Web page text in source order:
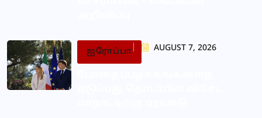
ஐரோப்பா AUGUST 7, 2026